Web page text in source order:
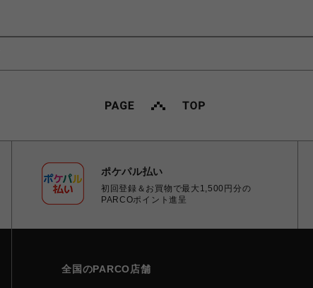
ポケパル払い
初回登録＆お買物で最大1,500円分の
PARCOポイント進呈
全国のPARCO店舗